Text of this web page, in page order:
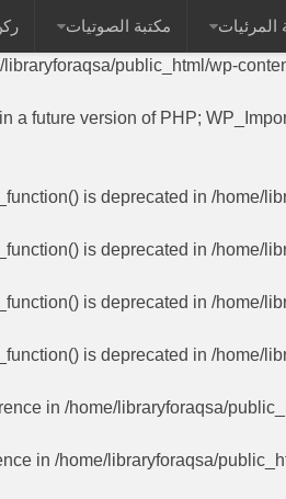
will not be constructors in a
libraryforaqsa/public_html/wp-
a future version of PHP;
is deprecated in /home/
is deprecated in /home/
is deprecated in /home/
is deprecated in /home/
in /home/libraryforaqsa/
in /home/libraryforaqsa/
المرئيات مكتبة الصوتيات